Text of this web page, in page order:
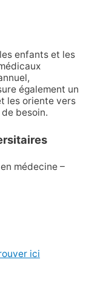
enfants et les
également un
les oriente vers
besoin.
médecine –
ici